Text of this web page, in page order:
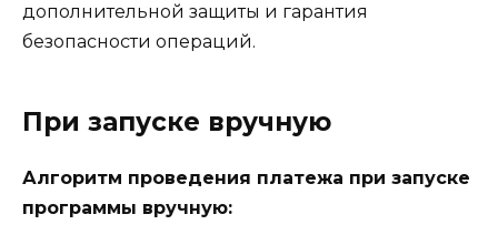
дополнительной защиты и гарантия
безопасности операций.
При запуске вручную
Алгоритм проведения платежа при запуске
программы вручную: